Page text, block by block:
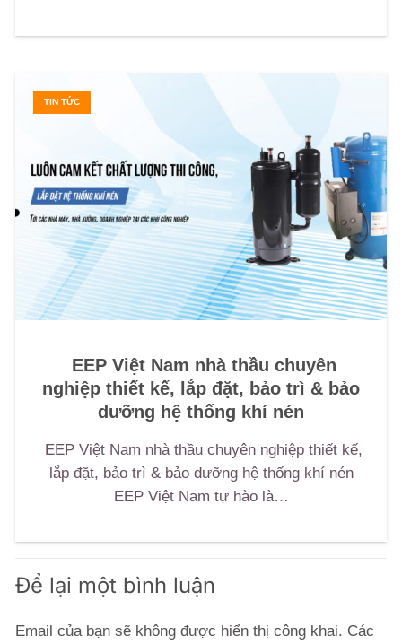
TIN TỨC
EEP Việt Nam nhà thầu chuyên
nghiệp thiết kế, lắp đặt, bảo trì & bảo
dưỡng hệ thống khí nén
EEP Việt Nam nhà thầu chuyên nghiệp thiết kế,
lắp đặt, bảo trì & bảo dưỡng hệ thống khí nén
EEP Việt Nam tự hào là…
Để lại một bình luận
Email của bạn sẽ không được hiển thị công khai. Các